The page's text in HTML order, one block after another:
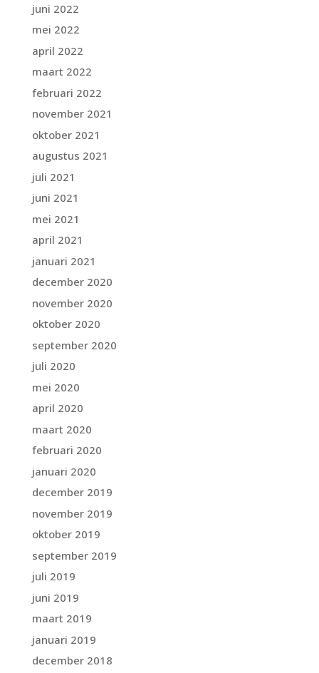
juni 2022
mei 2022
april 2022
maart 2022
februari 2022
november 2021
oktober 2021
augustus 2021
juli 2021
juni 2021
mei 2021
april 2021
januari 2021
december 2020
november 2020
oktober 2020
september 2020
juli 2020
mei 2020
april 2020
maart 2020
februari 2020
januari 2020
december 2019
november 2019
oktober 2019
september 2019
juli 2019
juni 2019
maart 2019
januari 2019
december 2018